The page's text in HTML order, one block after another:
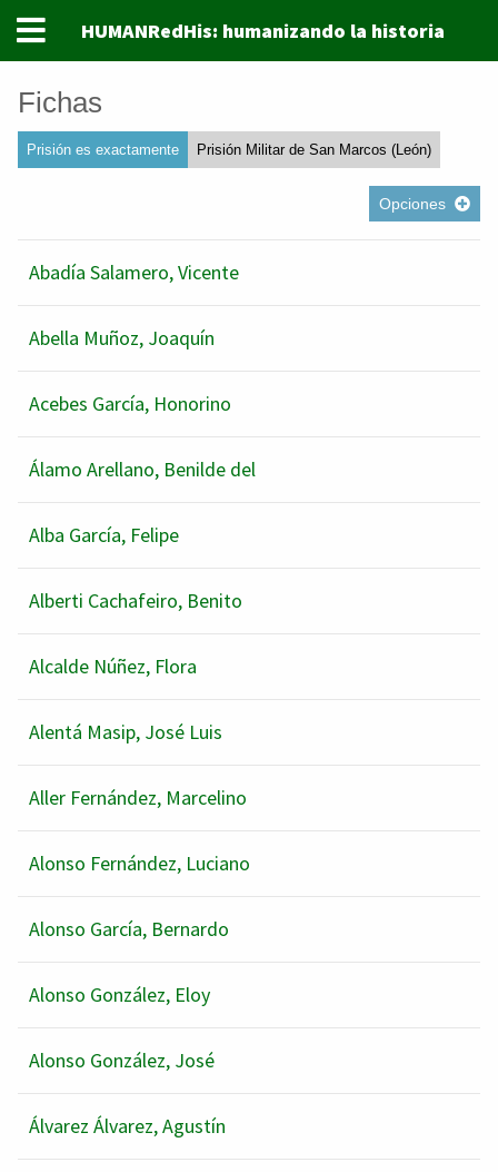
HUMANRedHis: humanizando la historia
Fichas
Prisión es exactamente Prisión Militar de San Marcos (León)
Opciones
Abadía Salamero, Vicente
Abella Muñoz, Joaquín
Acebes García, Honorino
Álamo Arellano, Benilde del
Alba García, Felipe
Alberti Cachafeiro, Benito
Alcalde Núñez, Flora
Alentá Masip, José Luis
Aller Fernández, Marcelino
Alonso Fernández, Luciano
Alonso García, Bernardo
Alonso González, Eloy
Alonso González, José
Álvarez Álvarez, Agustín